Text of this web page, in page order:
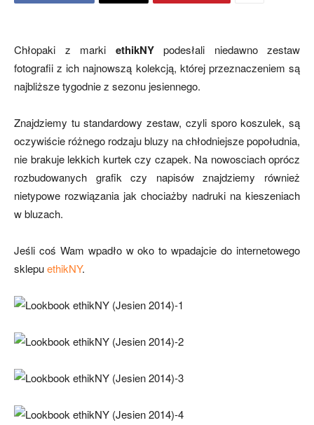
Chłopaki z marki ethikNYpodesłali niedawno zestaw
fotografii z ich najnowszą kolekcją, której przeznaczeniem są
najbliższe tygodnie z sezonu jesiennego.
Znajdziemy tu standardowy zestaw, czyli sporo koszulek, są
oczywiście różnego rodzaju bluzy na chłodniejsze popołudnia,
nie brakuje lekkich kurtek czy czapek. Na nowosciach oprócz
rozbudowanych grafik czy napisów znajdziemy również
nietypowe rozwiązania jak chociażby nadruki na kieszeniach
w bluzach.
Jeśli coś Wam wpadło w oko to wpadajcie do internetowego
sklepuethikNY.